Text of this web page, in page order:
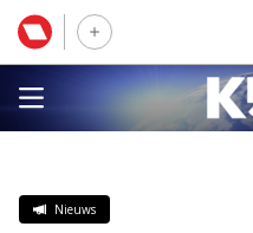
Nieuws